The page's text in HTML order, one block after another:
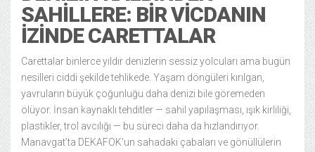
SAHİLLERE: BİR VİCDANIN
İZİNDE CARETTALAR
Carettalar binlerce yıldır denizlerin sessiz yolcuları ama bugün
nesilleri ciddi şekilde tehlikede. Yaşam döngüleri kırılgan,
yavruların büyük çoğunluğu daha denizi bile göremeden
ölüyor. İnsan kaynaklı tehditler — sahil yapılaşması, ışık kirliliği,
plastikler, trol avcılığı — bu süreci daha da hızlandırıyor.
Manavgat’ta DEKAFOK’un sahadaki çabaları ve gönüllülerin